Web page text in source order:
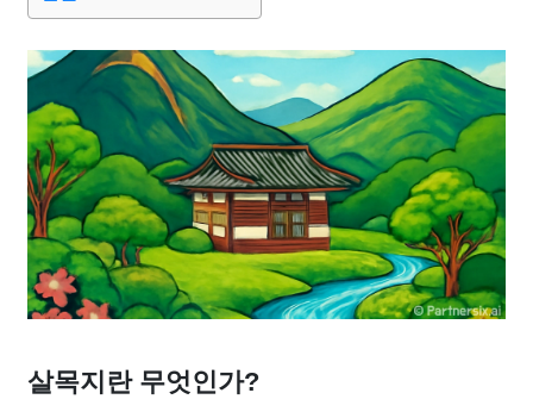
살목지란 무엇인가?